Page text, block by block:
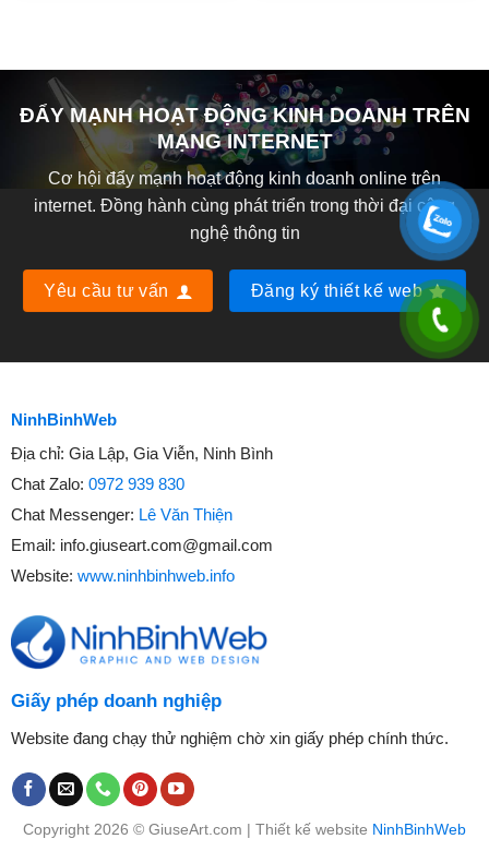
ĐẨY MẠNH HOẠT ĐỘNG KINH DOANH TRÊN
MẠNG INTERNET
Cơ hội đẩy mạnh hoạt động kinh doanh online trên
internet. Đồng hành cùng phát triển trong thời đại công
nghệ thông tin
Yêu cầu tư vấn Đăng ký thiết kế web
NinhBinhWeb
Địa chỉ: Gia Lập, Gia Viễn, Ninh Bình
Chat Zalo: 0972 939 830
Chat Messenger: Lê Văn Thiện
Email: info.giuseart.com@gmail.com
Website: www.ninhbinhweb.info
Giấy phép doanh nghiệp
Website đang chạy thử nghiệm chờ xin giấy phép chính thức.
Copyright 2026 © GiuseArt.com | Thiết kế website NinhBinhWeb